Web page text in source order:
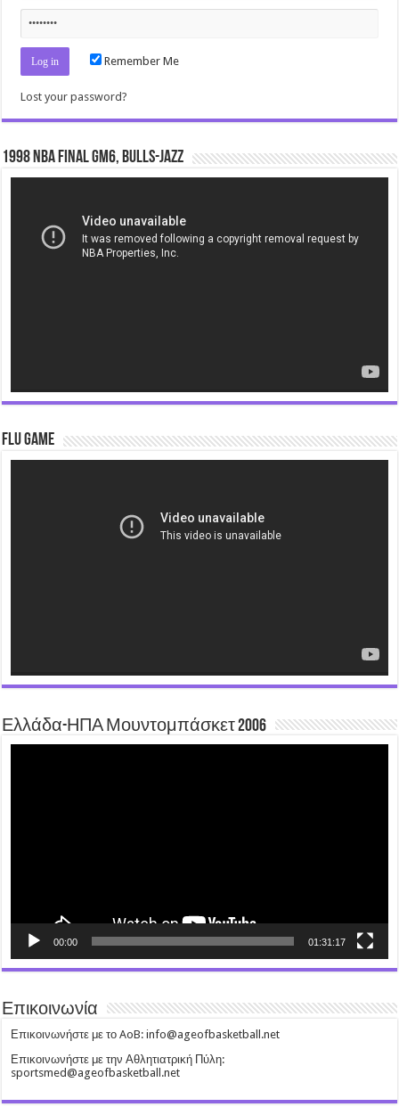
Remember Me
Lost your password?
1998 NBA Final gm6, Bulls-Jazz
Flu Game
Ελλάδα-ΗΠΑ Μουντομπάσκετ 2006
00:00 01:31:17
Επικοινωνία
Επικοινωνήστε με το AoB: info@ageofbasketball.net
Επικοινωνήστε με την Αθλητιατρική Πύλη:
sportsmed@ageofbasketball.net